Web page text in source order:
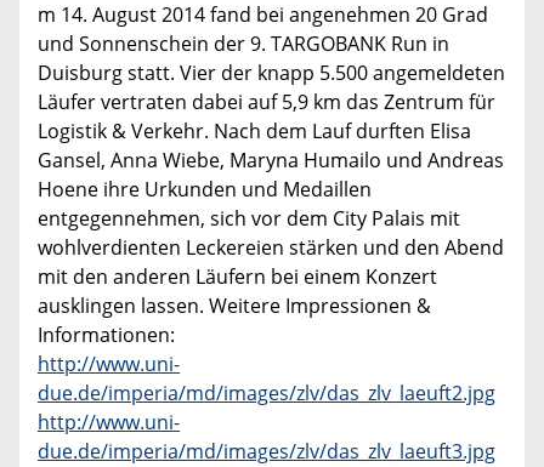
m 14. August 2014 fand bei angenehmen 20 Grad
und Sonnenschein der 9. TARGOBANK Run in
Duisburg statt. Vier der knapp 5.500 angemeldeten
Läufer vertraten dabei auf 5,9 km das Zentrum für
Logistik & Verkehr. Nach dem Lauf durften Elisa
Gansel, Anna Wiebe, Maryna Humailo und Andreas
Hoene ihre Urkunden und Medaillen
entgegennehmen, sich vor dem City Palais mit
wohlverdienten Leckereien stärken und den Abend
mit den anderen Läufern bei einem Konzert
ausklingen lassen. Weitere Impressionen &
Informationen:
http://www.uni-
due.de/imperia/md/images/zlv/das_zlv_laeuft2.jpg
http://www.uni-
due.de/imperia/md/images/zlv/das_zlv_laeuft3.jpg